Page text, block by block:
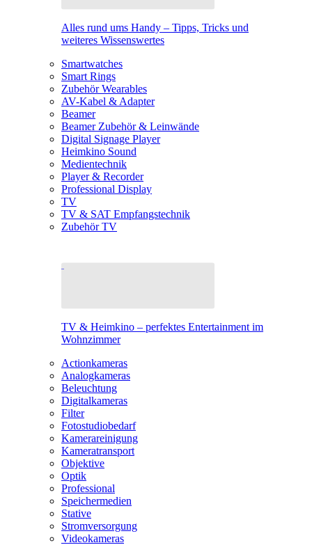
Alles rund ums Handy – Tipps, Tricks und
weiteres Wissenswertes
Smartwatches
Smart Rings
Zubehör Wearables
AV-Kabel & Adapter
Beamer
Beamer Zubehör & Leinwände
Digital Signage Player
Heimkino Sound
Medientechnik
Player & Recorder
Professional Display
TV
TV & SAT Empfangstechnik
Zubehör TV
TV & Heimkino – perfektes Entertainment im
Wohnzimmer
Actionkameras
Analogkameras
Beleuchtung
Digitalkameras
Filter
Fotostudiobedarf
Kamerareinigung
Kameratransport
Objektive
Optik
Professional
Speichermedien
Stative
Stromversorgung
Videokameras